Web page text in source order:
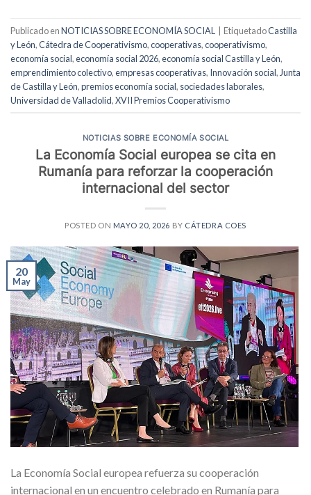
Publicado enNOTICIAS SOBRE ECONOMÍA SOCIAL | EtiquetadoCastilla
y León,Cátedra de Cooperativismo,cooperativas,cooperativismo,
economía social,economía social 2026,economía social Castilla y León,
emprendimiento colectivo,empresas cooperativas, Innovación social, Junta
de Castilla y León,premios economía social, sociedades laborales,
Universidad de Valladolid,XVII Premios Cooperativismo
NOTICIAS SOBRE ECONOMÍA SOCIAL
La Economía Social europea se cita en
Rumanía para reforzar la cooperación
internacional del sector
POSTED ON MAYO 20, 2026 BY CÁTEDRA COES
20
May
La Economía Social europea refuerza su cooperación
internacional en un encuentro celebrado en Rumanía para